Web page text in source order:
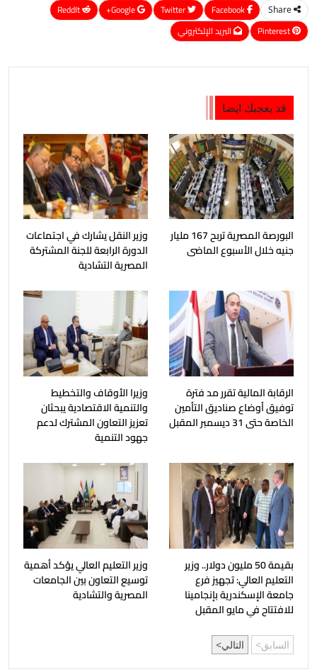
Share
Google+
ReddIt
Pinterest
البريد الإلكتروني
قد يعجبك ايضا
البورصة المصرية تربح 167 مليار
جنيه خلال الأسبوع الماضى
وزير النقل يشارك في اجتماعات
الدورة الرابعة للجنة المشتركة
المصرية التشادية
الرقابة المالية تقرر مد فترة
توفيق أوضاع صناديق التأمين
الخاصة حتى 31 ديسمبر المقبل
وزيرا الأوقاف والتخطيط
والتنمية الاقتصادية يبحثان
تعزيز التعاون المشترك لدعم
جهود التنمية
بقيمة 50 مليون دولار.. وزير
التعليم العالي: تجهيز فرع
جامعة الإسكندرية بإنجامينا
للافتتاح في مايو المقبل
وزير التعليم العالي يؤكد أهمية
توسيع التعاون بين الجامعات
المصرية والتشادية
السابق التالي